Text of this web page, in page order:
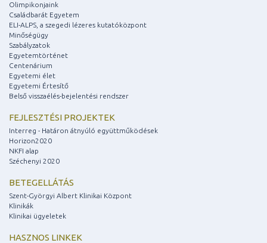
Olimpikonjaink
Családbarát Egyetem
ELI-ALPS, a szegedi lézeres kutatóközpont
Minőségügy
Szabályzatok
Egyetemtörténet
Centenárium
Egyetemi élet
Egyetemi Értesítő
Belső visszaélés-bejelentési rendszer
FEJLESZTÉSI PROJEKTEK
Interreg - Határon átnyúló együttműködések
Horizon2020
NKFI alap
Széchenyi 2020
BETEGELLÁTÁS
Szent-Györgyi Albert Klinikai Központ
Klinikák
Klinikai ügyeletek
HASZNOS LINKEK